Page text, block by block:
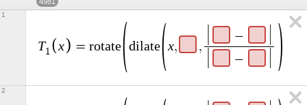
T1 x = rotate dilate x, ,
−
−
1
2